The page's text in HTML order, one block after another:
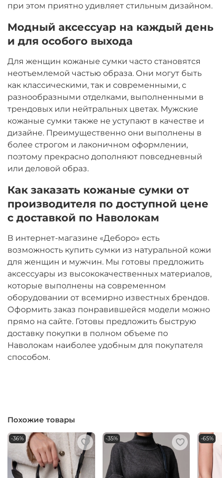
при этом приятно удивляет стильным дизайном.
Модный аксессуар на каждый день
и для особого выхода
Для женщин кожаные сумки часто становятся
неотъемлемой частью образа. Они могут быть
как классическими, так и современными, с
разнообразными отделками, выполненными в
трендовых или нейтральных цветах. Мужские
кожаные сумки также не уступают в качестве и
дизайне. Преимущественно они выполнены в
более строгом и лаконичном оформлении,
поэтому прекрасно дополняют повседневный
или деловой образ.
Как заказать кожаные сумки от
производителя по доступной цене
с доставкой по Наволокам
В интернет-магазине «Деборо» есть
возможность купить сумки из натуральной кожи
для женщин и мужчин. Мы готовы предложить
аксессуары из высококачественных материалов,
которые выполнены на современном
оборудовании от всемирно известных брендов.
Оформить заказ понравившейся модели можно
прямо на сайте. Готовы предложить быструю
доставку покупки в полном объеме по
Наволокам наиболее удобным для покупателя
способом.
Похожие товары
-36% -35% -65%